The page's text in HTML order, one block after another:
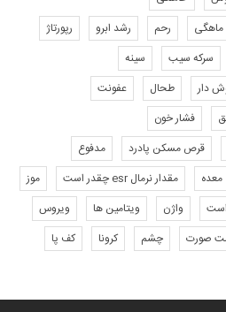
ماهگی
رحم رشد ابرو
رپورتاژ
سرکه سیب
سینه
دار
طحال
عفونت
فشار خون
قرص مسکن پادرد
مدفوع
معده مقدار نرمال esr چقدر است
موز
است
واژن ویتامین ها
ویروس
صورت چشم کرونا
کف پا